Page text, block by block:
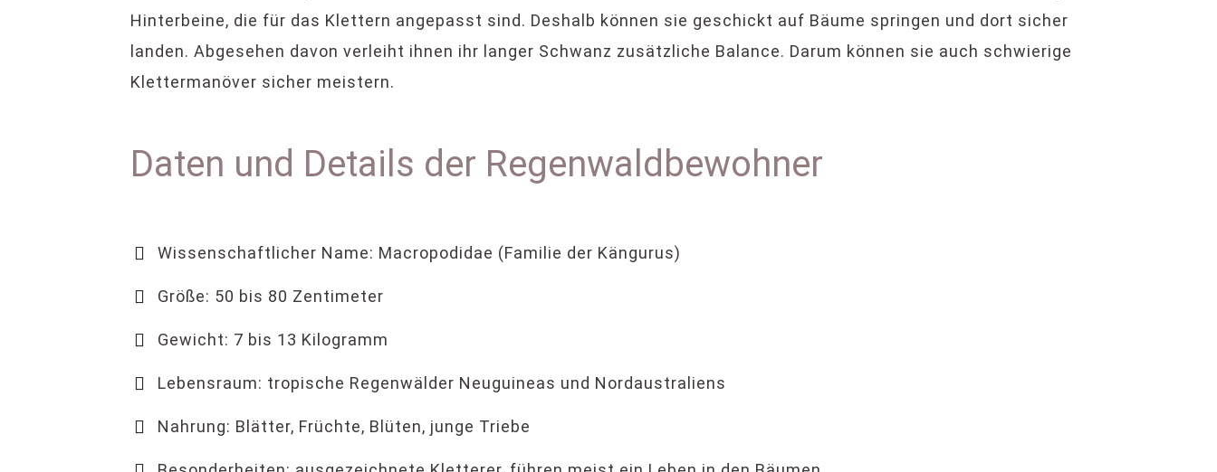
Hinterbeine, die für das Klettern angepasst sind. Deshalb können sie geschickt auf Bäume springen und dort sicher
landen. Abgesehen davon verleiht ihnen ihr langer Schwanz zusätzliche Balance. Darum können sie auch schwierige
Klettermanöver sicher meistern.
Daten und Details der Regenwaldbewohner
Wissenschaftlicher Name: Macropodidae (Familie der Kängurus)
Größe: 50 bis 80 Zentimeter
Gewicht: 7 bis 13 Kilogramm
Lebensraum: tropische Regenwälder Neuguineas und Nordaustraliens
Nahrung: Blätter, Früchte, Blüten, junge Triebe